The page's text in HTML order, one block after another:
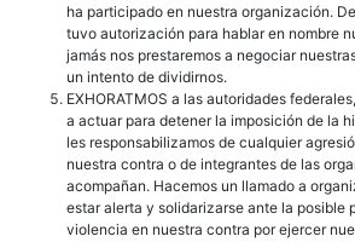
ha participado en nuestra organización.
tuvo autorización para hablar en nombre
jamás nos prestaremos a negociar
un intento de dividirnos.
EXHORATMOS a las autoridades
a actuar para detener la imposición de la
les responsabilizamos de cualquier
nuestra contra o de integrantes de las
acompañan. Hacemos un llamado a
estar alerta y solidarizarse ante la posible
violencia en nuestra contra por ejercer